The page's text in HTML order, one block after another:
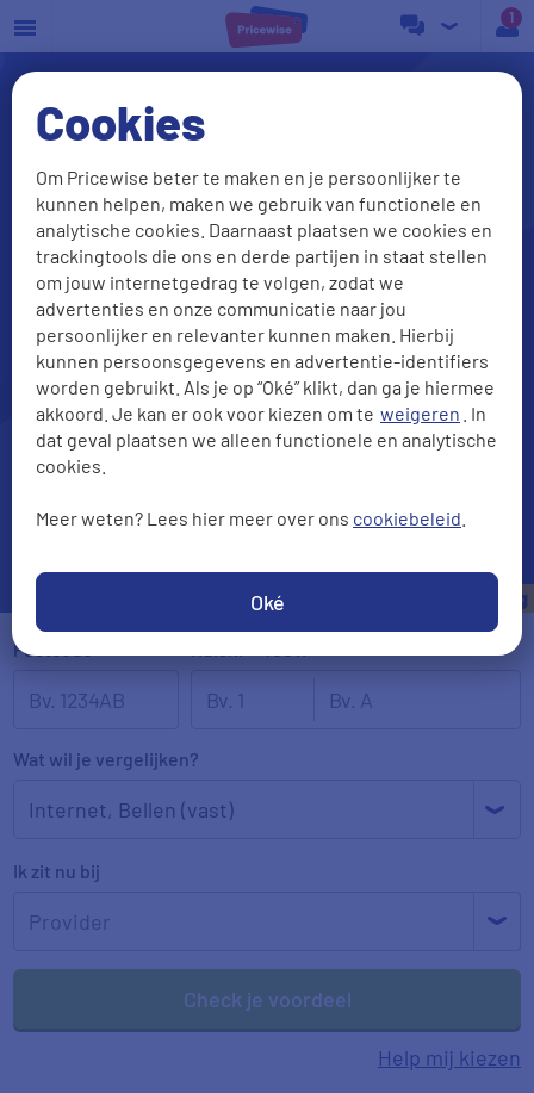
Cookies
Om Pricewise beter te maken en je persoonlijker te
kunnen helpen, maken we gebruik van functionele en
analytische cookies. Daarnaast plaatsen we cookies en
trackingtools die ons en derde partijen in staat stellen
om jouw internetgedrag te volgen, zodat we
advertenties en onze communicatie naar jou
persoonlijker en relevanter kunnen maken. Hierbij
kunnen persoonsgegevens en advertentie-identifiers
worden gebruikt. Als je op “Oké” klikt, dan ga je hiermee
akkoord. Je kan er ook voor kiezen om te weigeren . In
dat geval plaatsen we alleen functionele en analytische
cookies.
Meer weten? Lees hier meer over ons cookiebeleid
Oké
a
Internet en bellen vergelijken?
Check onze beste deals
Postcode
Wat wil je vergelijken?
Internet, Bellen (vast)
Ik zit nu bij
Check je voordeel
Help mij kiezen
korting